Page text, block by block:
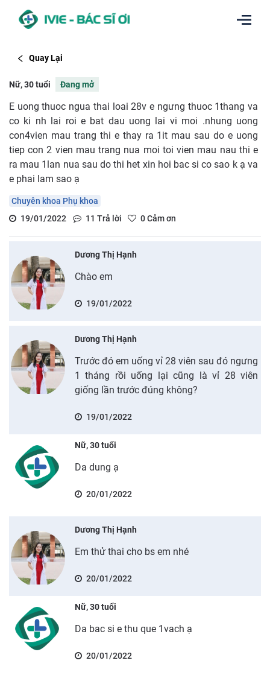
Quay Lại
Nữ, 30 tuổi Đang mở
E uong thuoc ngua thai loai 28v e ngưng thuoc 1thang va
co ki nh lai roi e bat dau uong lai vi moi .nhung uong
con4vien mau trang thi e thay ra 1it mau sau do e uong
tiep con 2 vien mau trang nua moi toi vien mau nau thi e
ra mau 1lan nua sau do thi het xin hoi bac si co sao k ạ va
e phai lam sao ạ
Chuyên khoa Phụ khoa
19/01/2022
11 Trả lời 0Cảm ơn
Dương Thị Hạnh
Chào em
19/01/2022
Dương Thị Hạnh
Trước đó em uống vỉ 28 viên sau đó ngưng
1 tháng rồi uống lại cũng là vỉ 28 viên
giống lần trước đúng không?
19/01/2022
Nữ, 30 tuổi
Da dung ạ
20/01/2022
Dương Thị Hạnh
Em thử thai cho bs em nhé
20/01/2022
Nữ, 30 tuổi
Da bac si e thu que 1vach ạ
20/01/2022